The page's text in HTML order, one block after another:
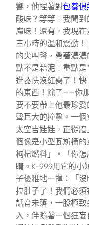
響，他捏著對包養俱
酸味？等等！我聞
慮味！還有，我現
三小時的溫和震動
的尖叫聲，帶著濃濃
點不是蒜泥！重點
進器快沒紅棗了！
的東西！除了——你
要不要帶上他最珍
聲巨大的撞擊。一
太空吉娃娃，正從
個像是小型瓦斯桶
枸杞燃料」。「你
睛。K-999用它的小
子優雅地一揮：「
拉肚子了！我們必須
話音未落，一股極
入，伴隨著一個狂